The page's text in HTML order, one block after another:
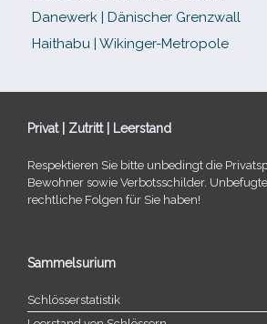
Danewerk | Dänischer Grenzwall
Haithabu | Wikinger-Metropole
Privat | Zutritt | Leerstand
Respektieren Sie bitte unbe­dingt die
Bewohner sowie Verbotsschilder.
recht­li­che Folgen für Sie haben!
Sammelsurium
Schlösserstatistik